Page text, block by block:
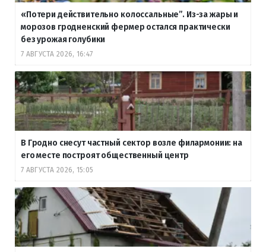
«Потери действительно колоссальные”. Из-за жары и
морозов гродненский фермер остался практически
без урожая голубики
7 АВГУСТА 2026, 16:47
В Гродно снесут частный сектор возле филармонии: на
его месте построят общественный центр
7 АВГУСТА 2026, 15:05